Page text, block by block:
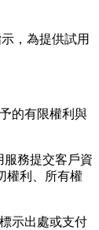
，為提供試用
的有限權利與
服務提交客戶資
權利、所有權
示出處或支付